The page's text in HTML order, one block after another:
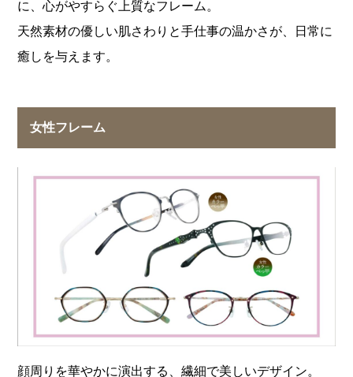
に、心がやすらぐ上質なフレーム。
天然素材の優しい肌さわりと手仕事の温かさが、日常に
癒しを与えます。
女性フレーム
顔周りを華やかに演出する、繊細で美しいデザイン。